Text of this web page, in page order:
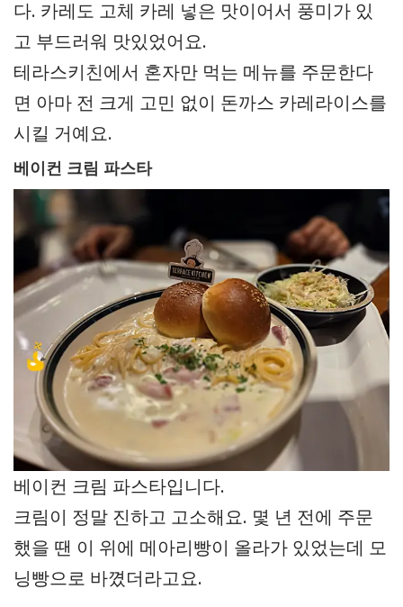
다. 카레도 고체 카레 넣은 맛이어서 풍미가 있
고 부드러워 맛있었어요.
테라스키친에서 혼자만 먹는 메뉴를 주문한다
면 아마 전 크게 고민 없이 돈까스 카레라이스를
시킬 거예요.
베이컨 크림 파스타
베이컨 크림 파스타입니다.
크림이 정말 진하고 고소해요. 몇 년 전에 주문
했을 땐 이 위에 메아리빵이 올라가 있었는데 모
닝빵으로 바꼈더라고요.